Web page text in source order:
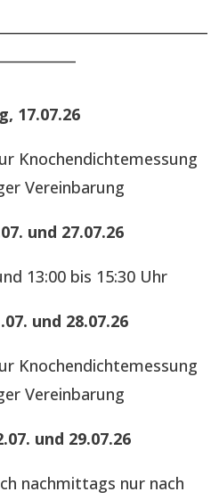
17.07.26
Knochendichtemessung
Vereinbarung
und 27.07.26
13:00 bis 15:30 Uhr
und 28.07.26
Knochendichtemessung
Vereinbarung
und 29.07.26
nachmittags nur nach